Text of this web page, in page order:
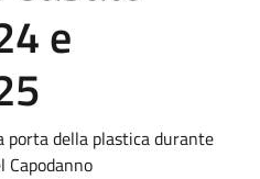
e
porta della plastica durante
Capodanno